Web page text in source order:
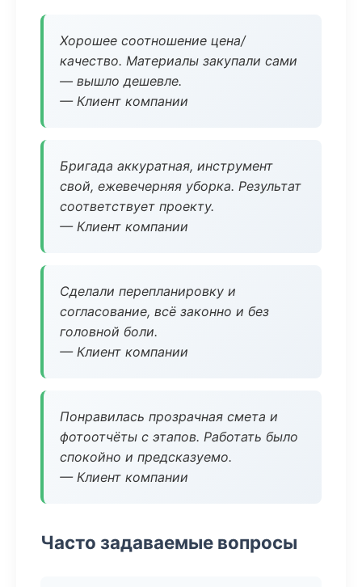
Хорошее соотношение цена/
качество. Материалы закупали сами
— вышло дешевле.
— Клиент компании
Бригада аккуратная, инструмент
свой, ежевечерняя уборка. Результат
соответствует проекту.
— Клиент компании
Сделали перепланировку и
согласование, всё законно и без
головной боли.
— Клиент компании
Понравилась прозрачная смета и
фотоотчёты с этапов. Работать было
спокойно и предсказуемо.
— Клиент компании
Часто задаваемые вопросы